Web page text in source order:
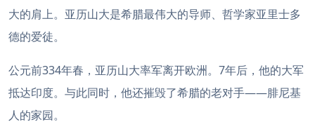
大的肩上。亚历山大是希腊最伟大的导师、哲学家亚里士多
德的爱徒。
公元前334年春，亚历山大率军离开欧洲。7年后，他的大军
抵达印度。与此同时，他还摧毁了希腊的老对手——腓尼基
人的家园。